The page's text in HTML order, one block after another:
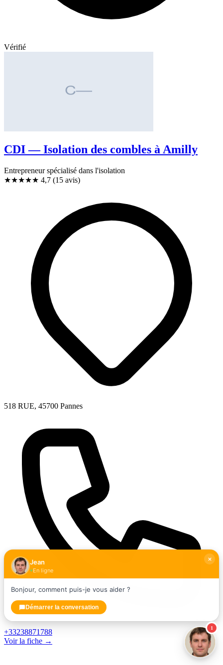
Vérifié
CDI — Isolation des combles à Amilly
Entrepreneur spécialisé dans l'isolation
★★★★★ 4,7 (15 avis)
518 RUE, 45700 Pannes
+33238871788
Voir la fiche →
1
Jean
En ligne
Bonjour, comment puis-je vous aider ?
Démarrer la conversation